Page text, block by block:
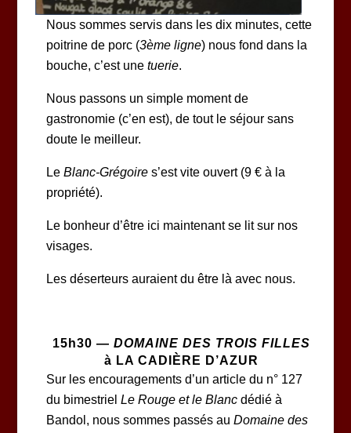
Nous sommes servis dans les dix minutes, cette
poitrine de porc (3ème ligne) nous fond dans la
bouche, c’est une tuerie.
Nous passons un simple moment de
gastronomie (c’en est), de tout le séjour sans
doute le meilleur.
Le Blanc-Grégoires’est vite ouvert (9 € à la
propriété).
Le bonheur d’être ici maintenant se lit sur nos
visages.
Les déserteurs auraient du être là avec nous.
15h30 —DOMAINE DES TROIS FILLES
à LA CADIÈRE D’AZUR
Sur les encouragements d’un article du n° 127
du bimestriel Le Rouge et le Blanc dédié à
Bandol, nous sommes passés au Domaine des